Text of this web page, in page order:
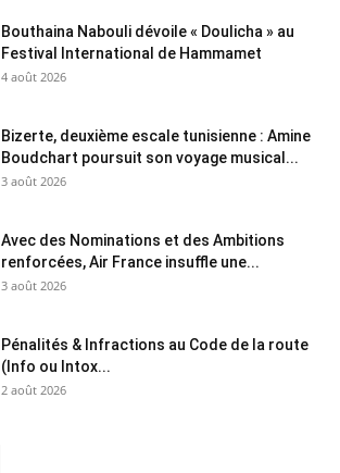
Bouthaina Nabouli dévoile « Doulicha » au
Festival International de Hammamet
4 août 2026
Bizerte, deuxième escale tunisienne : Amine
Boudchart poursuit son voyage musical...
3 août 2026
Avec des Nominations et des Ambitions
renforcées, Air France insuffle une...
3 août 2026
Pénalités & Infractions au Code de la route
(Info ou Intox...
2 août 2026